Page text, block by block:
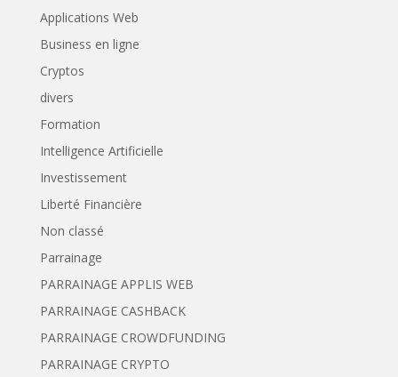
Applications Web
Business en ligne
Cryptos
divers
Formation
Intelligence Artificielle
Investissement
Liberté Financière
Non classé
Parrainage
PARRAINAGE APPLIS WEB
PARRAINAGE CASHBACK
PARRAINAGE CROWDFUNDING
PARRAINAGE CRYPTO